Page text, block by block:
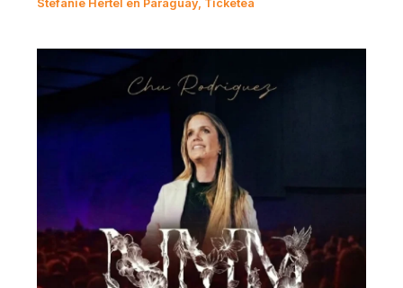
Stefanie Hertel en Paraguay Ticketea